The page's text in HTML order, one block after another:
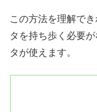
この方法を理解で
タを持ち歩く必要
タが使えます。